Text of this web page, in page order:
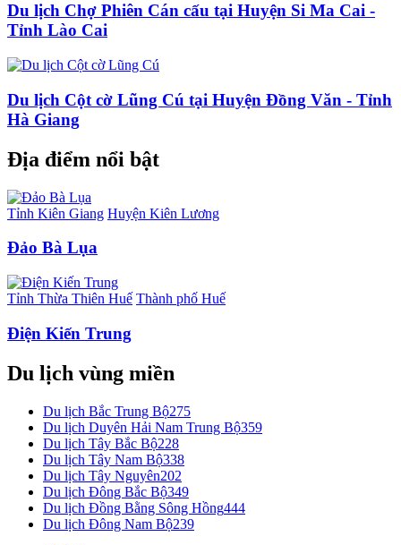
Du lịch Chợ Phiên Cán cấu tại Huyện Si Ma Cai -
Tỉnh Lào Cai
Du lịch Cột cờ Lũng Cú tại Huyện Đồng Văn - Tỉnh
Hà Giang
Địa điểm nổi bật
Tỉnh Kiên Giang Huyện Kiên Lương
Đảo Bà Lụa
Tỉnh Thừa Thiên Huế Thành phố Huế
Điện Kiến Trung
Du lịch vùng miền
Du lịch Bắc Trung Bộ275
Du lịch Duyên Hải Nam Trung Bộ359
Du lịch Tây Bắc Bộ228
Du lịch Tây Nam Bộ338
Du lịch Tây Nguyên202
Du lịch Đông Bắc Bộ349
Du lịch Đồng Bằng Sông Hồng444
Du lịch Đông Nam Bộ239